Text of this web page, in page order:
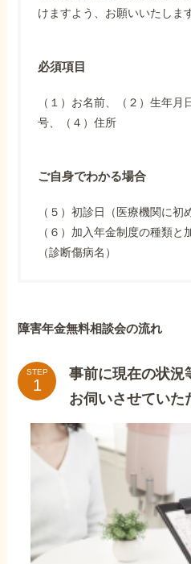
けますよう、お願いいたしま
必須項目
（１）お名前、（２）生年
号、（４）住所
ご自身でわかる場合
（５）初診日（医療機関に初
（６）加入年金制度の種類と
（診断傷病名）
障害年金無料相談会の流れ
STEP
事前に現在の状況
お伺いさせていた